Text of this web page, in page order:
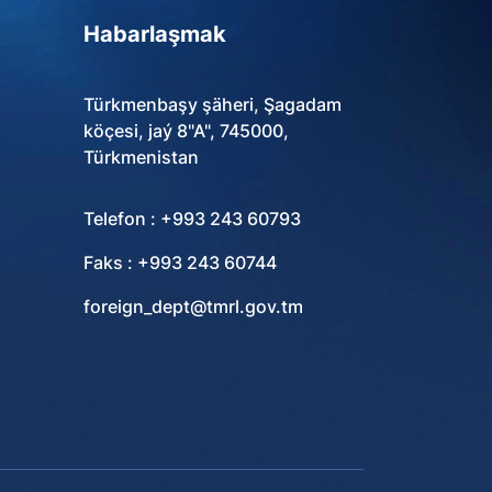
Habarlaşmak
Türkmenbaşy şäheri, Şagadam
köçesi, jaý 8"A", 745000,
Türkmenistan
Telefon : +993 243 60793
Faks : +993 243 60744
foreign_dept@tmrl.gov.tm